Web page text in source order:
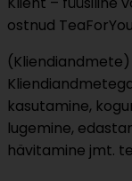
ostnud
kasutamine,
lugemine,
hävitamine jmt.